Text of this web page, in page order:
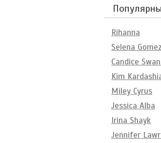
Rihanna
Selena Gomez
Candice
Kim
Miley Cyrus
Jessica Alba
Irina Shayk
Jennifer